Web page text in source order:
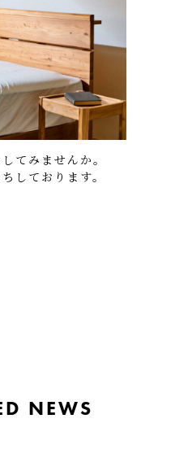
てみませんか。
しております。
NEWS